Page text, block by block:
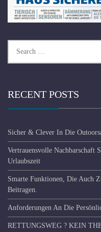
for:
RECENT POSTS
Sicher & Clever In Die
Vertrauensvolle Nachbarschaft
Urlaubszeit
Smarte Funktionen, Die Auch
Beitragen.
Anforderungen An Die
RETTUNGSWEG ? KEIN